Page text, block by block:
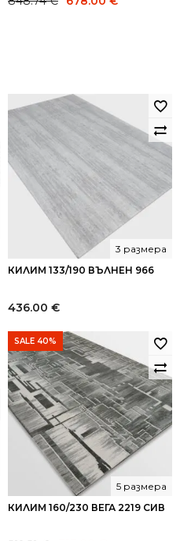
КИЛИМ 133/190 ВЪЛНЕН 966
3 размера
436.00 €
SALE 40%
КИЛИМ 160/230 ВЕГА 2219 СИВ
5 размера